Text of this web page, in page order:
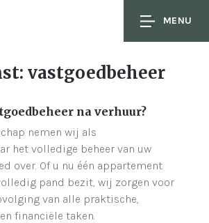
MENU
vastgoedbeheer
na verhuur?
nemen wij als
het volledige beheer van uw
over. Of u nu één appartement
pand bezit, wij zorgen voor
van alle praktische,
financiële taken.